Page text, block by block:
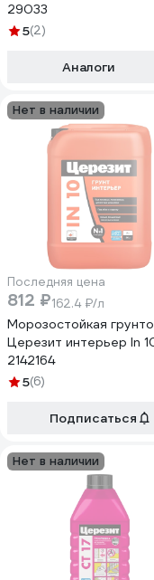
29033
5(2)
Аналоги
Нет в наличии
Последняя цена
812 ₽162.4 ₽/л
Морозостойкая
Церезит интерьер In
2142164
5(6)
Подписаться
Нет в наличии